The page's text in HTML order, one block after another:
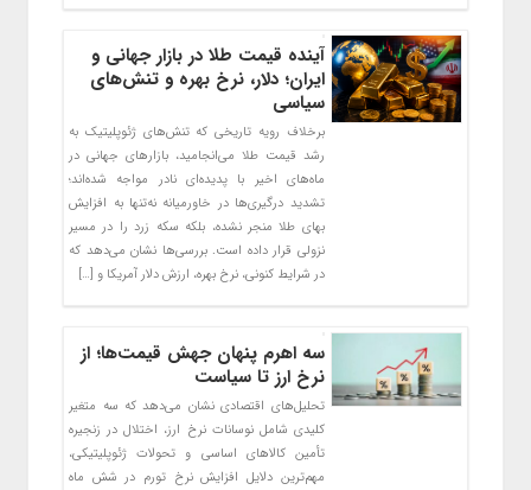
آینده قیمت طلا در بازار جهانی و
ایران؛ دلار، نرخ بهره و تنش‌های
سیاسی
برخلاف رویه تاریخی که تنش‌های ژئوپلیتیک به
رشد قیمت طلا می‌انجامید، بازارهای جهانی در
ماه‌های اخیر با پدیده‌ای نادر مواجه شده‌اند؛
تشدید درگیری‌ها در خاورمیانه نه‌تنها به افزایش
بهای طلا منجر نشده، بلکه سکه زرد را در مسیر
نزولی قرار داده است. بررسی‌ها نشان می‌دهد که
در شرایط کنونی، نرخ بهره، ارزش دلار آمریکا و […]
سه اهرم پنهان جهش قیمت‌ها؛ از
نرخ ارز تا سیاست
تحلیل‌های اقتصادی نشان می‌دهد که سه متغیر
کلیدی شامل نوسانات نرخ ارز، اختلال در زنجیره
تأمین کالاهای اساسی و تحولات ژئوپلیتیکی،
مهم‌ترین دلایل افزایش نرخ تورم در شش ماه